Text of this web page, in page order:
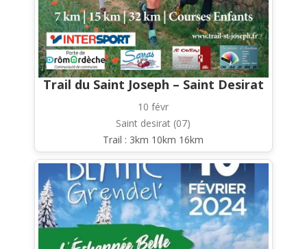
Trail du Saint Joseph – Saint Desirat
10 févr
Saint desirat (07)
Trail : 3km 10km 16km